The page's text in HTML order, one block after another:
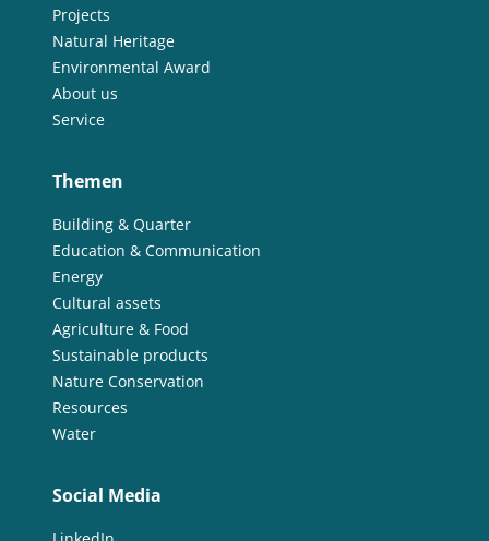
Projects
Natural Heritage
Environmental Award
About us
Service
Themen
Building & Quarter
Education & Communication
Energy
Cultural assets
Agriculture & Food
Sustainable products
Nature Conservation
Resources
Water
Social Media